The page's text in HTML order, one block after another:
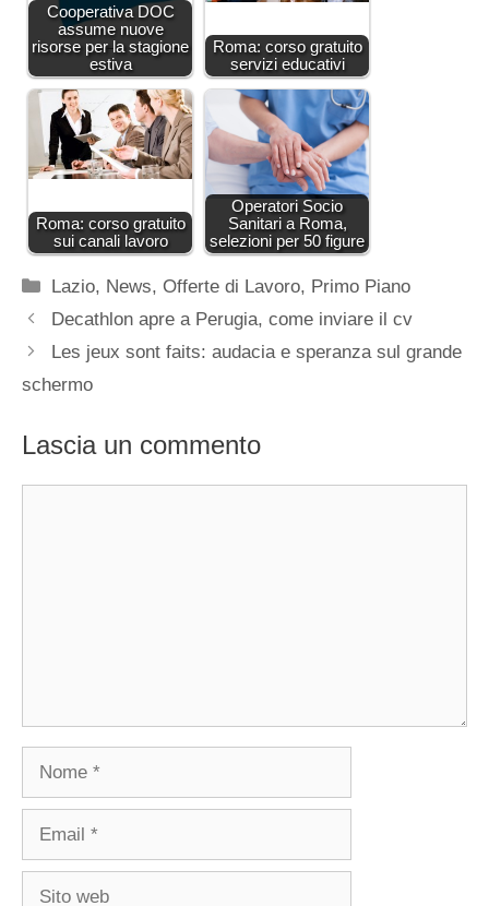
Cooperativa DOC
assume nuove
risorse per la stagione
estiva
Roma: corso gratuito
servizi educativi
Roma: corso gratuito
sui canali lavoro
Operatori Socio
Sanitari a Roma,
selezioni per 50 figure
Categorie
Lazio, News,Offerte di Lavoro, Primo Piano
Decathlon apre a Perugia, come inviare il cv
Les jeux sont faits: audacia e speranza sul grande
schermo
Lascia un commento
Nome
Email
Sito